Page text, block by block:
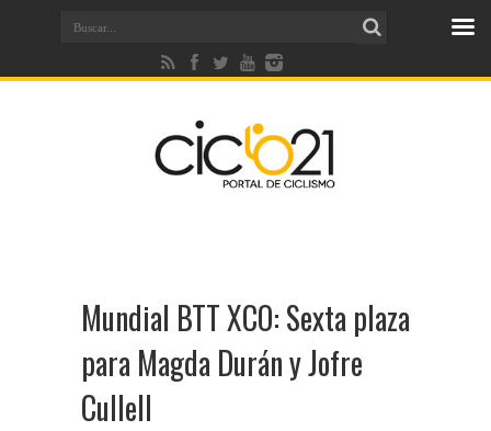
Mundial BTT XCO: Sexta plaza
para Magda Durán y Jofre
Cullell